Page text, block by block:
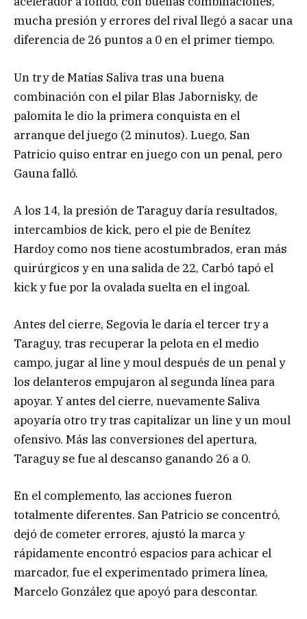
mucha presión y errores del rival llegó a sacar una
diferencia de 26 puntos a 0 en el primer tiempo.
Un try de Matías Saliva tras una buena
combinación con el pilar Blas Jabornisky, de
palomita le dio la primera conquista en el
arranque del juego (2 minutos). Luego, San
Patricio quiso entrar en juego con un penal, pero
Gauna falló.
A los 14, la presión de Taraguy daría resultados,
intercambios de kick, pero el pie de Benítez
Hardoy como nos tiene acostumbrados, eran más
quirúrgicos y en una salida de 22, Carbó tapó el
kick y fue por la ovalada suelta en el ingoal.
Antes del cierre, Segovia le daría el tercer try a
Taraguy, tras recuperar la pelota en el medio
campo, jugar al line y moul después de un penal y
los delanteros empujaron al segunda línea para
apoyar. Y antes del cierre, nuevamente Saliva
apoyaría otro try tras capitalizar un line y un moul
ofensivo. Más las conversiones del apertura,
Taraguy se fue al descanso ganando 26 a 0.
En el complemento, las acciones fueron
totalmente diferentes. San Patricio se concentró,
dejó de cometer errores, ajustó la marca y
rápidamente encontró espacios para achicar el
marcador, fue el experimentado primera línea,
Marcelo González que apoyó para descontar.